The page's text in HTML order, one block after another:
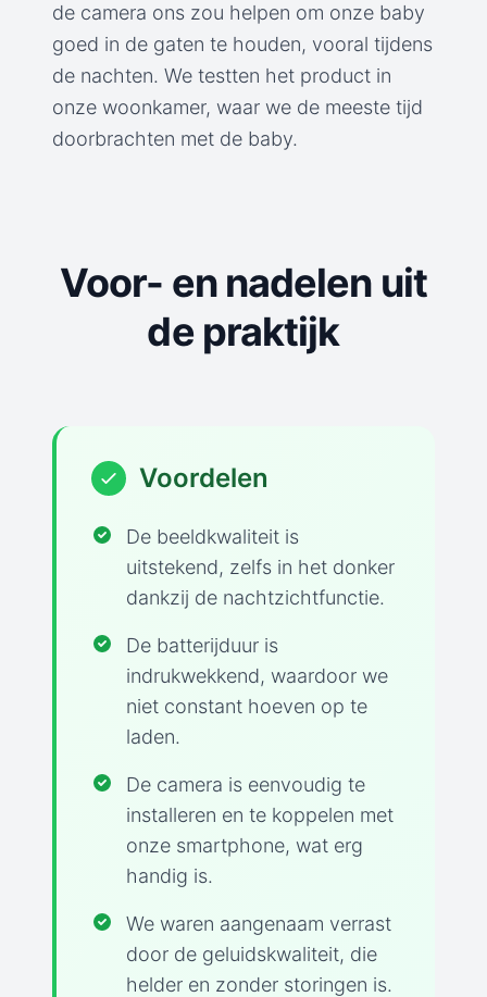
de camera ons zou helpen om onze baby
goed in de gaten te houden, vooral tijdens
de nachten. We testten het product in
onze woonkamer, waar we de meeste tijd
doorbrachten met de baby.
Voor- en nadelen uit
de praktijk
Voordelen
De beeldkwaliteit is
uitstekend, zelfs in het donker
dankzij de nachtzichtfunctie.
De batterijduur is
indrukwekkend, waardoor we
niet constant hoeven op te
laden.
De camera is eenvoudig te
installeren en te koppelen met
onze smartphone, wat erg
handig is.
We waren aangenaam verrast
door de geluidskwaliteit, die
helder en zonder storingen is.